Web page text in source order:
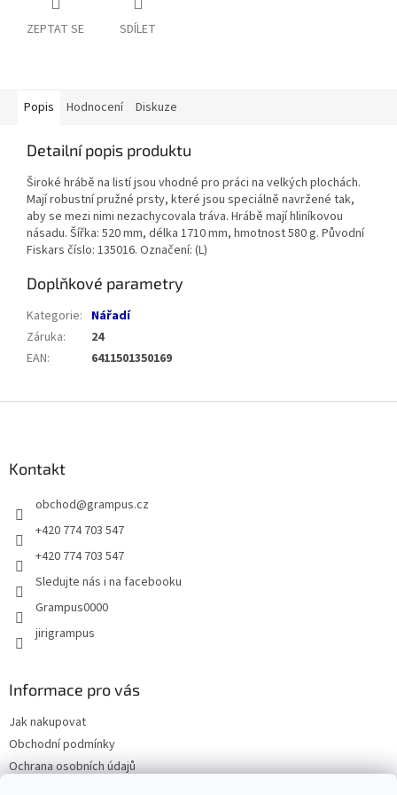
ZEPTAT SE SDÍLET
Popis Hodnocení Diskuze
Detailní popis produktu
Široké hrábě na listí jsou vhodné pro práci na velkých plochách.
Mají robustní pružné prsty, které jsou speciálně navržené tak,
aby se mezi nimi nezachycovala tráva. Hrábě mají hliníkovou
násadu. Šířka: 520 mm, délka 1710 mm, hmotnost 580 g. Původní
Fiskars číslo: 135016. Označení: (L)
Doplňkové parametry
Kategorie: Nářadí
Záruka:
24
EAN: 6411501350169
Kontakt
obchod@grampus.cz
+420 774 703 547
+420 774 703 547
Sledujte nás i na facebooku
Grampus0000
jirigrampus
Informace pro vás
Jak nakupovat
Obchodní podmínky
Ochrana osobních údajů